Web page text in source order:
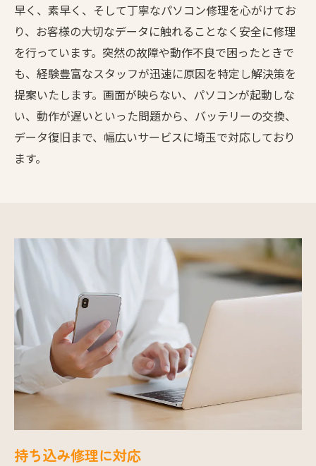
早く、素早く、そして丁寧なパソコン修理を心がけてお
り、お客様の大切なデータに触れることなく安全に修理
を行っています。突然の故障や動作不良で困ったときで
も、経験豊富なスタッフが迅速に原因を特定し解決策を
提案いたします。画面が映らない、パソコンが起動しな
い、動作が遅いといった問題から、バッテリーの交換、
データ復旧まで、幅広いサービスに埼玉で対応しており
ます。
持ち込み修理に対応